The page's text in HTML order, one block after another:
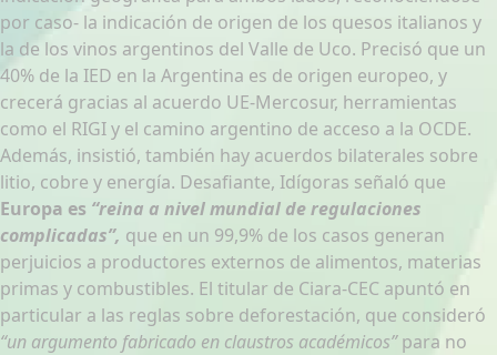
por caso- la indicación de origen de los quesos italianos y
la de los vinos argentinos del Valle de Uco. Precisó que un
40% de la IED en la Argentina es de origen europeo, y
crecerá gracias al acuerdo UE-Mercosur, herramientas
como el RIGI y el camino argentino de acceso a la OCDE.
Además, insistió, también hay acuerdos bilaterales sobre
litio, cobre y energía. Desafiante, Idígoras señaló que
Europa es “reina a nivel mundial de regulaciones
complicadas”, que en un 99,9% de los casos generan
perjuicios a productores externos de alimentos, materias
primas y combustibles. El titular de Ciara-CEC apuntó en
particular a las reglas sobre deforestación, que consideró
“un argumento fabricado en claustros académicos”para no